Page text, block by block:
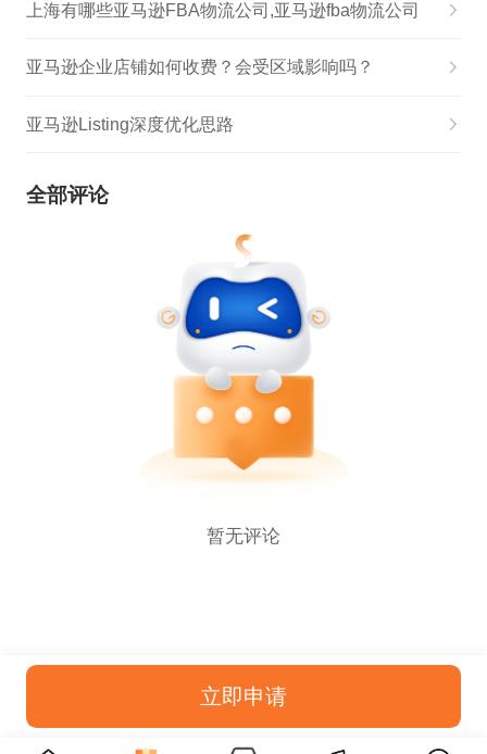
上海有哪些亚马逊FBA物流公司,亚马逊fba物流公司
亚马逊企业店铺如何收费？会受区域影响吗？
亚马逊Listing深度优化思路
全部评论
暂无评论
立即申请